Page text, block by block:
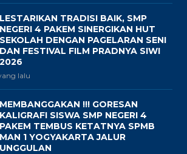
LESTARIKAN TRADISI BAIK, SMP
NEGERI 4 PAKEM SINERGIKAN HUT
SEKOLAH DENGAN PAGELARAN SENI
DAN FESTIVAL FILM PRADNYA SIWI
2026
lalu
MEMBANGGAKAN !!! GORESAN
KALIGRAFI SISWA SMP NEGERI 4
PAKEM TEMBUS KETATNYA SPMB
MAN 1 YOGYAKARTA JALUR
UNGGULAN